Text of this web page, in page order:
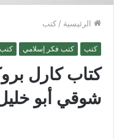
الرئيسية / كتب
كتب كتب فكر إسلامي
كتاب كارل
شوقي أبو